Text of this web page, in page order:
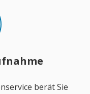
berät Sie